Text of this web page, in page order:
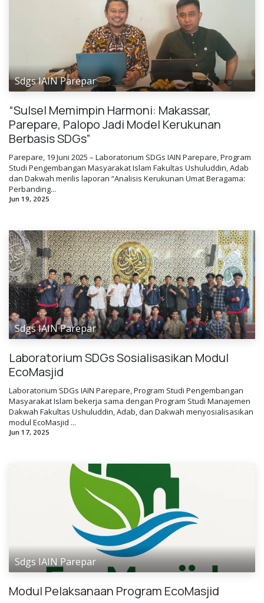
Sdgs IAIN Parepar
“Sulsel Memimpin Harmoni: Makassar,
Parepare, Palopo Jadi Model Kerukunan
Berbasis SDGs”
Parepare, 19 Juni 2025 – Laboratorium SDGs IAIN Parepare, Program
Studi Pengembangan Masyarakat Islam Fakultas Ushuluddin, Adab
dan Dakwah merilis laporan “Analisis Kerukunan Umat Beragama:
Perbanding...
Jun 19, 2025
Sdgs IAIN Parepar
Laboratorium SDGs Sosialisasikan Modul
EcoMasjid
Laboratorium SDGs IAIN Parepare, Program Studi Pengembangan
Masyarakat Islam bekerja sama dengan Program Studi Manajemen
Dakwah Fakultas Ushuluddin, Adab, dan Dakwah menyosialisasikan
modul EcoMasjid ...
Jun 17, 2025
Sdgs IAIN Parepar
Modul Pelaksanaan Program EcoMasjid